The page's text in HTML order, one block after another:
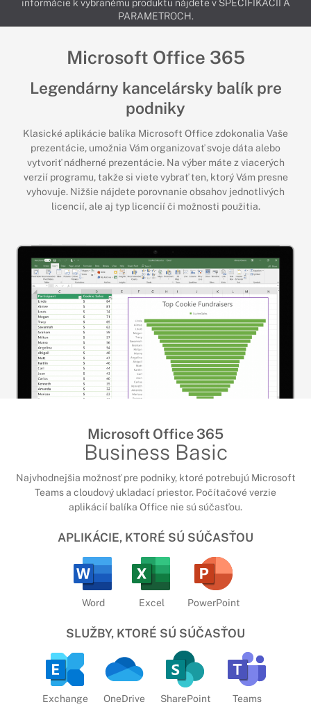
informácie k vybranému produktu nájdete v ŠPECIFIKÁCIÍ A
PARAMETROCH.
Microsoft Office 365
Legendárny kancelársky balík pre
podniky
Klasické aplikácie balíka Microsoft Office zdokonalia Vaše
prezentácie, umožnia Vám organizovať svoje dáta alebo
vytvoriť nádherné prezentácie. Na výber máte z viacerých
verzií programu, takže si viete vybrať ten, ktorý Vám presne
vyhovuje. Nižšie nájdete porovnanie obsahov jednotlivých
licencií, ale aj typ licencií či možnosti použitia.
Microsoft Office 365
Business Basic
Najvhodnejšia možnosť pre podniky, ktoré potrebujú Microsoft
Teams a cloudový ukladací priestor. Počítačové verzie
aplikácií balíka Office nie sú súčasťou.
APLIKÁCIE, KTORÉ SÚ SÚČASŤOU
Word Excel PowerPoint
SLUŽBY, KTORÉ SÚ SÚČASŤOU
Exchange OneDrive SharePoint Teams